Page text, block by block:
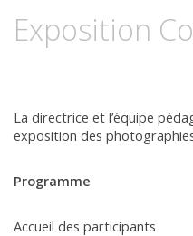
Exposition
La directrice et l’équipe
exposition des
Programme
Accueil des participants